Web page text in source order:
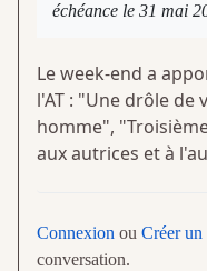
échéance le 31 mai
Le week-end a
l'AT : "Une drôle de
homme",
aux autrices et à
Connexion ou Créer un
conversation.